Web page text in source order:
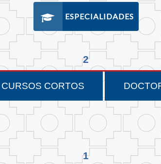
ESPECIALIDADES
2
CURSOS CORTOS
1